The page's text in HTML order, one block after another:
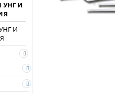
УНГ И
И